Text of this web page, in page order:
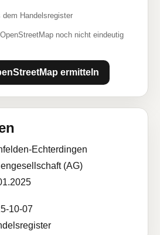
Handelsregister
noch nicht eindeutig
ermitteln
Echterdingen
(AG)
10-07